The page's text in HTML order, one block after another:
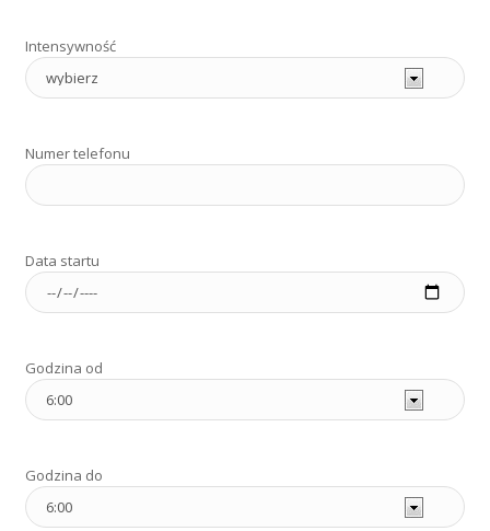
Intensywność
Numer telefonu
Data startu
Godzina od
Godzina do